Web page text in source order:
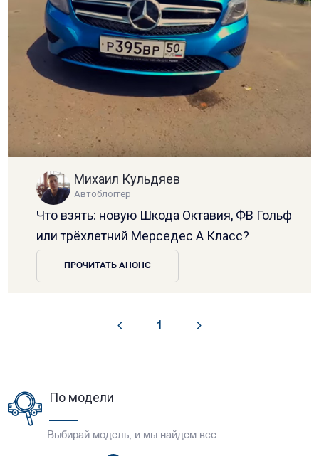
Михаил Кульдяев
Автоблоггер
Что взять: новую Шкода Октавия, ФВ Гольф
или трёхлетний Мерседес А Класс?
ПРОЧИТАТЬ АНОНС
1
По модели
Выбирай модель, и мы найдем все